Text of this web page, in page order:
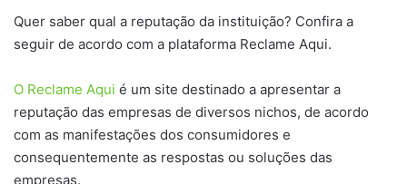
Quer saber qual a reputação da instituição? Confira a
seguir de acordo com a plataforma Reclame Aqui.
O Reclame Aqui é um site destinado a apresentar a
reputação das empresas de diversos nichos, de acordo
com as manifestações dos consumidores e
consequentemente as respostas ou soluções das
empresas.